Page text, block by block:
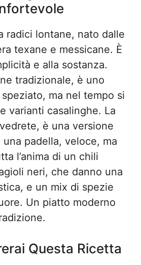
radici lontane, nato dalle
texane e messicane. È
e alla sostanza.
tradizionale, è uno
ma nel tempo si
varianti casalinghe. La
è una versione
una padella, veloce, ma
l’anima di un chili
neri, che danno una
e un mix di spezie
Un piatto moderno
Questa Ricetta